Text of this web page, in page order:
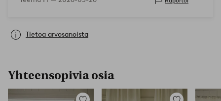
Tietoa arvosanoista
Yhteensopivia osia